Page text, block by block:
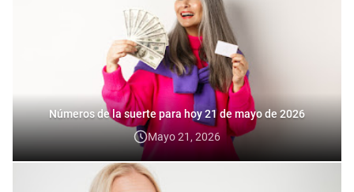
Números de la suerte para hoy 21 de mayo de 2026
Mayo 21, 2026